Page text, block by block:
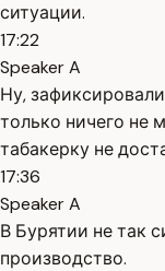
ситуации.
17:22
Speaker A
Ну,
только ничего не
табакерку не
17:36
Speaker A
В Бурятии не так
производство.